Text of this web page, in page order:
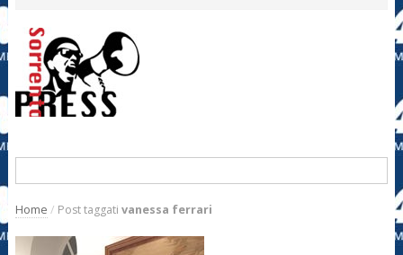
Home / Post taggati vanessa ferrari